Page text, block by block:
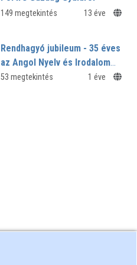
napjainkig
Kutatások a COVID-19 pandémia
149 megtekintés 13 éve
Rendhagyó jubileum - 35 éves
az Angol Nyelv és Irodalom
Tanszék
53 megtekintés 1 éve